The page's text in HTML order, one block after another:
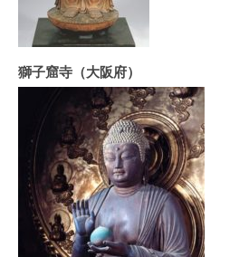
獅子窟寺（大阪府）